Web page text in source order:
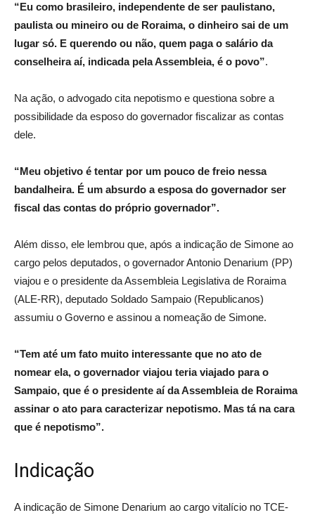
“Eu como brasileiro, independente de ser paulistano,
paulista ou mineiro ou de Roraima, o dinheiro sai de um
lugar só. E querendo ou não, quem paga o salário da
conselheira aí, indicada pela Assembleia, é o povo”.
Na ação, o advogado cita nepotismo e questiona sobre a
possibilidade da esposo do governador fiscalizar as contas
dele.
“Meu objetivo é tentar por um pouco de freio nessa
bandalheira. É um absurdo a esposa do governador ser
fiscal das contas do próprio governador”.
Além disso, ele lembrou que, após a indicação de Simone ao
cargo pelos deputados, o governador Antonio Denarium (PP)
viajou e o presidente da Assembleia Legislativa de Roraima
(ALE-RR), deputado Soldado Sampaio (Republicanos)
assumiu o Governo e assinou a nomeação de Simone.
“Tem até um fato muito interessante que no ato de
nomear ela, o governador viajou teria viajado para o
Sampaio, que é o presidente aí da Assembleia de Roraima
assinar o ato para caracterizar nepotismo. Mas tá na cara
que é nepotismo”.
Indicação
A indicação de Simone Denarium ao cargo vitalício no TCE-